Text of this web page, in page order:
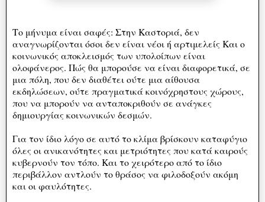
Το μήνυμα είναι σαφές: Στην Καστοριά, δεν
αναγνωρίζονται όσοι δεν είναι νέοι ή αρτιμελείς Και ο
κοινωνικός αποκλεισμός των υπολοίπων είναι
ολοφάνερος. Πώς θα μπορούσε να είναι διαφορετικά, σε
μια πόλη, που δεν διαθέτει ούτε μια αίθουσα
εκδηλώσεων, ούτε πραγματικά κοινόχρηστους χώρους,
που να μπορούν να ανταποκριθούν σε ανάγκες
δημιουργίας κοινωνικών δεσμών.
Για τον ίδιο λόγο σε αυτό το κλίμα βρίσκουν καταφύγιο
όλες οι ανικανότητες και μετριότητες που κατά καιρούς
κυβερνούν τον τόπο. Και το χειρότερο από το ίδιο
περιβάλλον αντλούν το θράσος να φιλοδοξούν ακόμη
και οι φαυλότητες.